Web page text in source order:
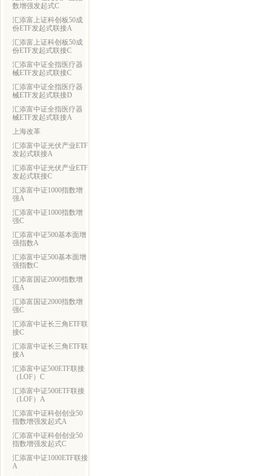
数增强发起式C
汇添富上证科创板50成
份ETF发起式联接A
汇添富上证科创板50成
份ETF发起式联接C
汇添富中证全指医疗器
械ETF发起式联接C
汇添富中证全指医疗器
械ETF发起式联接D
汇添富中证全指医疗器
械ETF发起式联接A
上海改革
汇添富中证光伏产业ETF
发起式联接A
汇添富中证光伏产业ETF
发起式联接C
汇添富中证1000指数增
强A
汇添富中证1000指数增
强C
汇添富中证500基本面增
强指数A
汇添富中证500基本面增
强指数C
汇添富国证2000指数增
强A
汇添富国证2000指数增
强C
汇添富中证长三角ETF联
接C
汇添富中证长三角ETF联
接A
汇添富中证500ETF联接
（LOF）C
汇添富中证500ETF联接
（LOF）A
汇添富中证科创创业50
指数增强发起式A
汇添富中证科创创业50
指数增强发起式C
汇添富中证1000ETF联接
A